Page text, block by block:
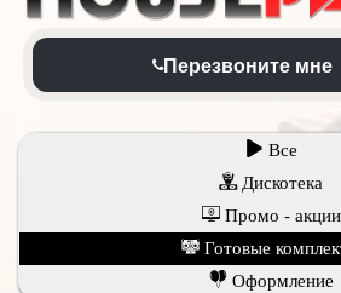
Перезвоните мне
Все
Дискотека
Промо - акции
Готовые
Оформление